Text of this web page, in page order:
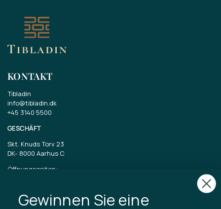
KONTAKT
Tibladin
info@tibladin.dk
+45 3140 5500
GESCHÄFT
Skt. Knuds Torv 23
DK- 8000 Aarhus C
Öffnungszeiten:
CVR: 40875743
Gewinnen Sie eine